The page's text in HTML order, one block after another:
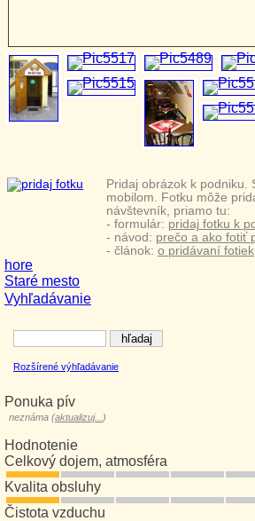
Vyhľadávanie
Rozšírené výhľadávanie
Ponuka pív
neznáma (aktualizuj... )
Hodnotenie
Celkový dojem, atmosféra
Kvalita obsluhy
Čistota vzduchu
Pridaj obrázok k podniku.
mobilom. Fotku môže
návštevník, priamo tu:
- formulár: pridaj fotku k
- návod: prečo a ako fotiť
- článok: o pridávaní fotiek
hore
Staré mesto